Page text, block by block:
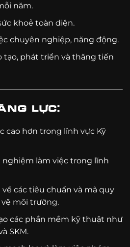
năm.
khoẻ toàn diện.
chuyên nghiệp, năng động.
tạo, phát triển và thăng tiến
lực:
cao hơn trong lĩnh vực Kỹ
làm việc trong lĩnh
các tiêu chuẩn và mã quy
vệ môi trường.
các phần mềm kỹ thuật như
SKM.